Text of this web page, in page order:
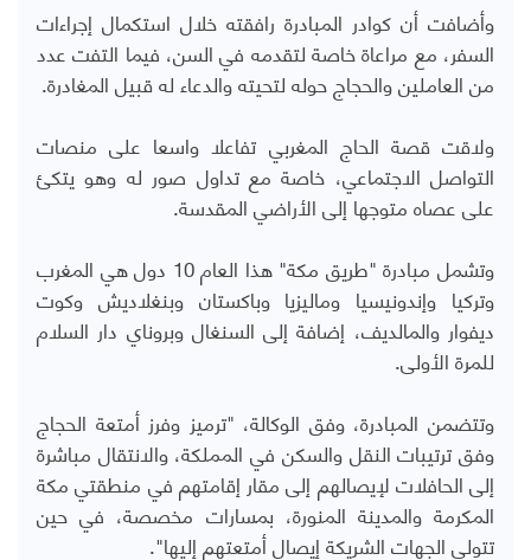
وأضافت أن كوادر المبادرة رافقته خلال استكمال إجراءات
السفر، مع مراعاة خاصة لتقدمه في السن، فيما التفت عدد
من العاملين والحجاج حوله لتحيته والدعاء له قبيل المغادرة.
ولاقت قصة الحاج المغربي تفاعلا واسعا على منصات
التواصل الاجتماعي، خاصة مع تداول صور له وهو يتكئ
على عصاه متوجها إلى الأراضي المقدسة.
وتشمل مبادرة "طريق مكة" هذا العام 10 دول هي المغرب
وتركيا وإندونيسيا وماليزيا وباكستان وبنغلاديش وكوت
ديفوار والمالديف، إضافة إلى السنغال وبروناي دار السلام
للمرة الأولى.
وتتضمن المبادرة، وفق الوكالة، "ترميز وفرز أمتعة الحجاج
وفق ترتيبات النقل والسكن في المملكة، والانتقال مباشرة
إلى الحافلات لإيصالهم إلى مقار إقامتهم في منطقتي مكة
المكرمة والمدينة المنورة، بمسارات مخصصة، في حين
تتولى الجهات الشريكة إيصال أمتعتهم إليها".